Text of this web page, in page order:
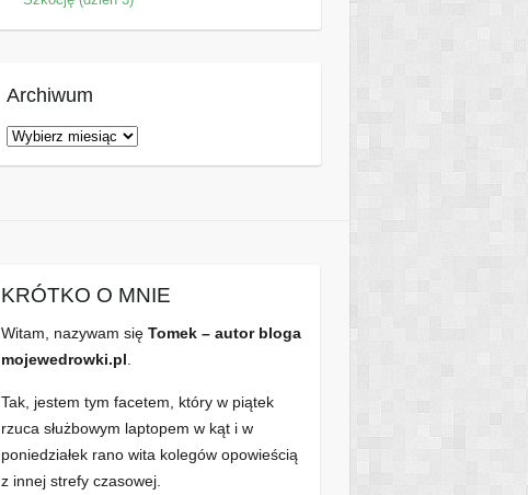
Archiwum
Archiwum
KRÓTKO O MNIE
Witam, nazywam się Tomek – autor bloga
mojewedrowki.pl
Tak, jestem tym facetem, który w piątek
rzuca służbowym laptopem w kąt i w
poniedziałek rano wita kolegów opowieścią
z innej strefy czasowej.